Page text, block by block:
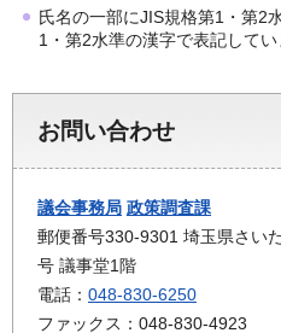
氏名の一部にJIS規格第1・第2
1・第2水準の漢字で表記してい
お問い合わせ
議会事務局 政策調査課
郵便番号330-9301 埼玉県さい
号 議事堂1階
電話： 048-830-6250
ファックス：048-830-4923